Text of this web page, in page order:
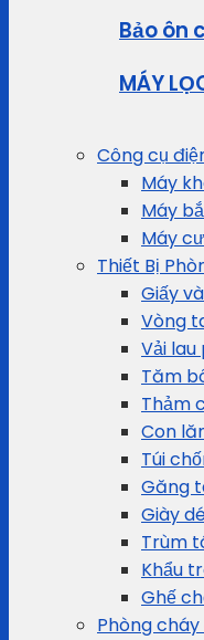
Bảo ôn
MÁY
Công cụ
Máy
Máy
Máy
Thiết Bị
Giấy
Vòng
Vải
Tăm
Thảm
Con
Túi
Găng
Giày
Trùm
Khẩu
Ghế
Phòng